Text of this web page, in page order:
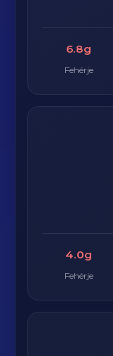
6.8g
Fehérje
4.0g
Fehérje